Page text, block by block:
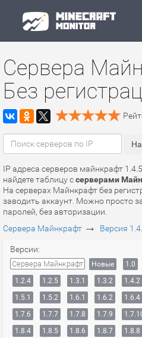
Сервера
Без
IP адреса серверов майнкрафт
найдете таблицу ссерверами
На серверах Майнкрафт без
заводить аккаунт. Можно просто
паролей, без авторизации.
Сервера Майнкрафт → Версия
Версии:
Сервера Майнкрафт Новые 1.0
1.2.4
1.2.5 1.3.1 1.3.2 1.4.2
1.5.1
1.5.2 1.6.1 1.6.2 1.6.4
1.7.6
1.7.7 1.7.8 1.7.9
1.8.4
1.8.5 1.8.6 1.8.7 1.8.8